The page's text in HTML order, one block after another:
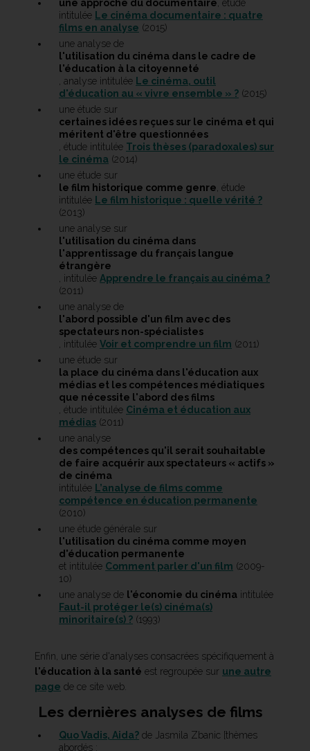
une approche du documentaire , étude
intitulée Le cinéma documentaire : quatre
films en analyse (2015)
une analyse de
l'utilisation du cinéma dans le cadre de
l'éducation à la citoyenneté
, analyse intitulée Le cinéma, outil
d'éducation au « vivre ensemble » ? (2015)
une étude sur
certaines idées reçues sur le cinéma et qui
méritent d'être questionnées
, étude intitulée Trois thèses (paradoxales) sur
le cinéma (2014)
une étude sur
le film historique comme genre , étude
intitulée Le film historique : quelle vérité ?
(2013)
une analyse sur
l'utilisation du cinéma dans
l'apprentissage du français langue
étrangère
, intitulée Apprendre le français au cinéma ?
(2011)
une analyse de
l'abord possible d'un film avec des
spectateurs non-spécialistes
, intitulée Voir et comprendre un film (2011)
une étude sur
la place du cinéma dans l'éducation aux
médias et les compétences médiatiques
que nécessite l'abord des films
, étude intitulée Cinéma et éducation aux
médias (2011)
une analyse
des compétences qu'il serait souhaitable
de faire acquérir aux spectateurs « actifs »
de cinéma
intitulée L’analyse de films comme
compétence en éducation permanente
(2010)
une étude générale sur
l'utilisation du cinéma comme moyen
d'éducation permanente
et intitulée Comment parler d'un film (2009-
10)
une analyse de l'économie du cinéma intitulée
Faut-il protéger le(s) cinéma(s)
minoritaire(s) ? (1993)
Enfin, une série d'analyses consacrées spécifiquement à
l'éducation à la santé est regroupée sur une autre
page de ce site web.
Les dernières analyses de films
Quo Vadis, Aida? de Jasmila Zbanic [thèmes
abordés :